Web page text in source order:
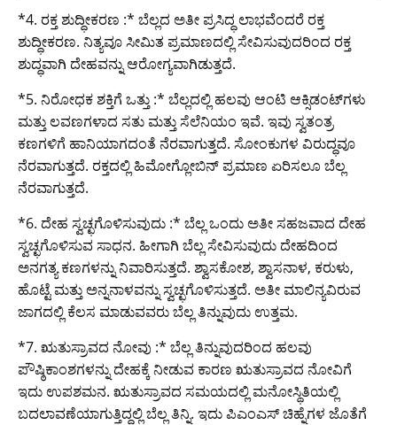
*4. ರಕ್ತ ಶುದ್ಧೀಕರಣ :* ಬೆಲ್ಲದ ಅತೀ ಪ್ರಸಿದ್ಧ ಲಾಭವೆಂದರೆ ರಕ್ತ
ಶುದ್ಧೀಕರಣ. ನಿತ್ಯವೂ ಸೀಮಿತ ಪ್ರಮಾಣದಲ್ಲಿ ಸೇವಿಸುವುದರಿಂದ ರಕ್ತ
ಶುದ್ಧವಾಗಿ ದೇಹವನ್ನು ಆರೋಗ್ಯವಾಗಿಡುತ್ತದೆ.
*5. ನಿರೋಧಕ ಶಕ್ತಿಗೆ ಒತ್ತು :* ಬೆಲ್ಲದಲ್ಲಿ ಹಲವು ಆಂಟಿ ಆಕ್ಸಿಡಂಟ್‌ಗಳು
ಮತ್ತು ಲವಣಗಳಾದ ಸತು ಮತ್ತು ಸೆಲೆನಿಯಂ ಇವೆ. ಇವು ಸ್ವತಂತ್ರ
ಕಣಗಳಿಗೆ ಹಾನಿಯಾಗದಂತೆ ನೆರವಾಗುತ್ತದೆ. ಸೋಂಕುಗಳ ವಿರುದ್ಧವೂ
ನೆರವಾಗುತ್ತದೆ. ರಕ್ತದಲ್ಲಿ ಹಿಮೋಗ್ಲೋಬಿನ್ ಪ್ರಮಾಣ ಏರಿಸಲೂ ಬೆಲ್ಲ
ನೆರವಾಗುತ್ತದೆ.
*6. ದೇಹ ಸ್ವಚ್ಛಗೊಳಿಸುವುದು :* ಬೆಲ್ಲ ಒಂದು ಅತೀ ಸಹಜವಾದ ದೇಹ
ಸ್ವಚ್ಛಗೊಳಿಸುವ ಸಾಧನ. ಹೀಗಾಗಿ ಬೆಲ್ಲ ಸೇವಿಸುವುದು ದೇಹದಿಂದ
ಅನಗತ್ಯ ಕಣಗಳನ್ನು ನಿವಾರಿಸುತ್ತದೆ. ಶ್ವಾಸಕೋಶ, ಶ್ವಾಸನಾಳ, ಕರುಳು,
ಹೊಟ್ಟೆ ಮತ್ತು ಅನ್ನನಾಳವನ್ನು ಸ್ವಚ್ಛಗೊಳಿಸುತ್ತದೆ. ಅತೀ ಮಾಲಿನ್ಯವಿರುವ
ಜಾಗದಲ್ಲಿ ಕೆಲಸ ಮಾಡುವವರು ಬೆಲ್ಲ ತಿನ್ನುವುದು ಉತ್ತಮ.
*7. ಋತುಸ್ರಾವದ ನೋವು :* ಬೆಲ್ಲ ತಿನ್ನುವುದರಿಂದ ಹಲವು
ಪೌಷ್ಠಿಕಾಂಶಗಳನ್ನು ದೇಹಕ್ಕೆ ನೀಡುವ ಕಾರಣ ಋತುಸ್ರಾವದ ನೋವಿಗೆ
ಇದು ಉಪಶಮನ. ಋತುಸ್ರಾವದ ಸಮಯದಲ್ಲಿ ಮನೋಸ್ಥಿತಿಯಲ್ಲಿ
ಬದಲಾವಣೆಯಾಗುತ್ತಿದ್ದಲ್ಲಿ ಬೆಲ್ಲ ತಿನ್ನಿ. ಇದು ಪಿಎಂಎಸ್ ಚಿಹ್ನೆಗಳ ಜೊತೆಗೆ